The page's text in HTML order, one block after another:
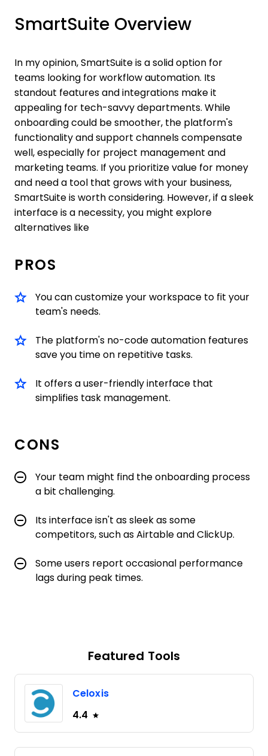
SmartSuite Overview
In my opinion, SmartSuite is a solid option for
teams looking for workflow automation. Its
standout features and integrations make it
appealing for tech-savvy departments. While
onboarding could be smoother, the platform's
functionality and support channels compensate
well, especially for project management and
marketing teams. If you prioritize value for money
and need a tool that grows with your business,
SmartSuite is worth considering. However, if a sleek
interface is a necessity, you might explore
alternatives like
PROS
You can customize your workspace to fit your
team's needs.
The platform's no-code automation features
save you time on repetitive tasks.
It offers a user-friendly interface that
simplifies task management.
CONS
Your team might find the onboarding process
a bit challenging.
Its interface isn't as sleek as some
competitors, such as Airtable and ClickUp.
Some users report occasional performance
lags during peak times.
Featured Tools
Celoxis
4.4